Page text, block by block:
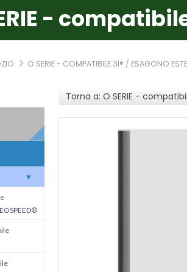
- compatibile
O SERIE - COMPATIBILE 3I® / ESAGONO
Torna a: O SERIE -